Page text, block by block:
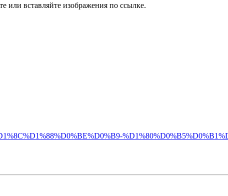
или вставляйте изображения по ссылке.